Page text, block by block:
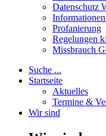
Datenschutz
Profanierung
Regelungen
Missbrauch
Suche ...
Startseite
Aktuelles
Termine &
Wir sind